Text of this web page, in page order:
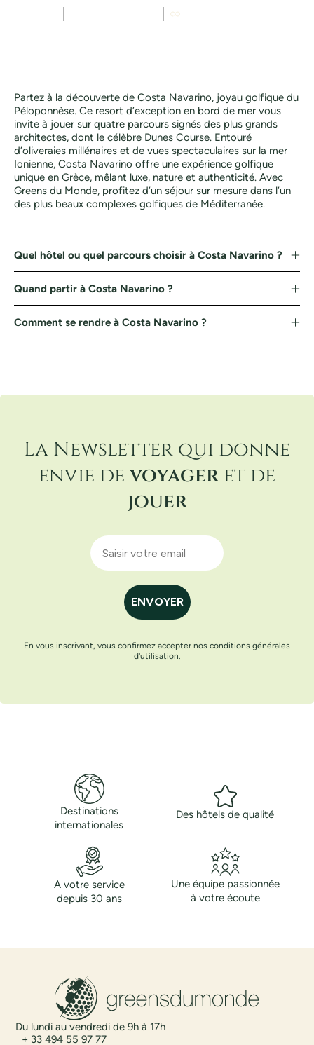
Partez à la découverte de Costa Navarino, joyau golfique du
Péloponnèse. Ce resort d’exception en bord de mer vous
invite à jouer sur quatre parcours signés des plus grands
architectes, dont le célèbre Dunes Course. Entouré
d’oliveraies millénaires et de vues spectaculaires sur la mer
Ionienne, Costa Navarino offre une expérience golfique
unique en Grèce, mêlant luxe, nature et authenticité. Avec
Greens du Monde, profitez d’un séjour sur mesure dans l’un
des plus beaux complexes golfiques de Méditerranée.
Quel hôtel ou quel parcours choisir à Costa Navarino ?
Quand partir à Costa Navarino ?
Comment se rendre à Costa Navarino ?
La Newsletter qui donne
envie devoyageret de
jouer
ENVOYER
En vous inscrivant, vous confirmez accepter nos conditions générales
d'utilisation.
Destinations
internationales
Des hôtels de qualité
A votre service
depuis 30 ans
Une équipe passionnée
à votre écoute
Du lundi au vendredi de 9h à 17h
+ 33 494 55 97 77